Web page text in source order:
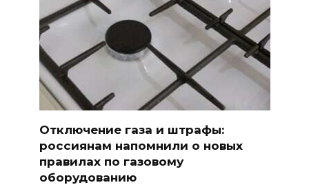
Отключение газа и штрафы:
россиянам напомнили о новых
правилах по газовому
оборудованию